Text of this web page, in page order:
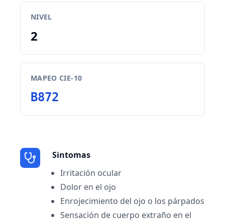
NIVEL
2
MAPEO CIE-10
B872
Sintomas
Irritación ocular
Dolor en el ojo
Enrojecimiento del ojo o los párpados
Sensación de cuerpo extraño en el